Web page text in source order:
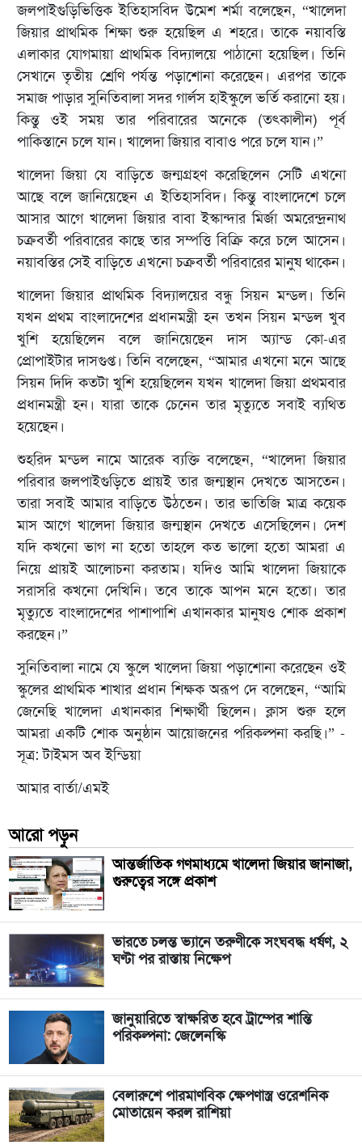
জলপাইগুড়িভিত্তিক ইতিহাসবিদ উমেশ শর্মা বলেছেন, “খালেদা
জিয়ার প্রাথমিক শিক্ষা শুরু হয়েছিল এ শহরে। তাকে নয়াবস্তি
এলাকার যোগমায়া প্রাথমিক বিদ্যালয়ে পাঠানো হয়েছিল। তিনি
সেখানে তৃতীয় শ্রেণি পর্যন্ত পড়াশোনা করেছেন। এরপর তাকে
সমাজ পাড়ার সুনিতিবালা সদর গার্লস হাইস্কুলে ভর্তি করানো হয়।
কিন্তু ওই সময় তার পরিবারের অনেকে (তৎকালীন) পূর্ব
পাকিস্তানে চলে যান। খালেদা জিয়ার বাবাও পরে চলে যান।”
খালেদা জিয়া যে বাড়িতে জন্মগ্রহণ করেছিলেন সেটি এখনো
আছে বলে জানিয়েছেন এ ইতিহাসবিদ। কিন্তু বাংলাদেশে চলে
আসার আগে খালেদা জিয়ার বাবা ইস্কান্দার মির্জা অমরেন্দ্রনাথ
চক্রবর্তী পরিবারের কাছে তার সম্পত্তি বিক্রি করে চলে আসেন।
নয়াবস্তির সেই বাড়িতে এখনো চক্রবর্তী পরিবারের মানুষ থাকেন।
খালেদা জিয়ার প্রাথমিক বিদ্যালয়ের বন্ধু সিয়ন মন্ডল। তিনি
যখন প্রথম বাংলাদেশের প্রধানমন্ত্রী হন তখন সিয়ন মন্ডল খুব
খুশি হয়েছিলেন বলে জানিয়েছেন দাস অ্যান্ড কো-এর
প্রোপাইটার দাসগুপ্ত। তিনি বলেছেন, “আমার এখনো মনে আছে
সিয়ন দিদি কতটা খুশি হয়েছিলেন যখন খালেদা জিয়া প্রথমবার
প্রধানমন্ত্রী হন। যারা তাকে চেনেন তার মৃত্যুতে সবাই ব্যথিত
হয়েছেন।
শুহরিদ মন্ডল নামে আরেক ব্যক্তি বলেছেন, “খালেদা জিয়ার
পরিবার জলপাইগুড়িতে প্রায়ই তার জন্মস্থান দেখতে আসতেন।
তারা সবাই আমার বাড়িতে উঠতেন। তার ভাতিজি মাত্র কয়েক
মাস আগে খালেদা জিয়ার জন্মস্থান দেখতে এসেছিলেন। দেশ
যদি কখনো ভাগ না হতো তাহলে কত ভালো হতো আমরা এ
নিয়ে প্রায়ই আলোচনা করতাম। যদিও আমি খালেদা জিয়াকে
সরাসরি কখনো দেখিনি। তবে তাকে আপন মনে হতো। তার
মৃত্যুতে বাংলাদেশের পাশাপাশি এখানকার মানুষও শোক প্রকাশ
করছেন।”
সুনিতিবালা নামে যে স্কুলে খালেদা জিয়া পড়াশোনা করেছেন ওই
স্কুলের প্রাথমিক শাখার প্রধান শিক্ষক অরূপ দে বলেছেন, “আমি
জেনেছি খালেদা এখানকার শিক্ষার্থী ছিলেন। ক্লাস শুরু হলে
আমরা একটি শোক অনুষ্ঠান আয়োজনের পরিকল্পনা করছি।” -
সূত্র: টাইমস অব ইন্ডিয়া
আমার বার্তা/এমই
আরো পড়ুন
আন্তর্জাতিক গণমাধ্যমে খালেদা জিয়ার জানাজা,
গুরুত্বের সঙ্গে প্রকাশ
ভারতে চলন্ত ভ্যানে তরুণীকে সংঘবদ্ধ ধর্ষণ, ২
ঘণ্টা পর রাস্তায় নিক্ষেপ
জানুয়ারিতে স্বাক্ষরিত হবে ট্রাম্পের শান্তি
পরিকল্পনা: জেলেনস্কি
বেলারুশে পারমাণবিক ক্ষেপণাস্ত্র ওরেশনিক
মোতায়েন করল রাশিয়া